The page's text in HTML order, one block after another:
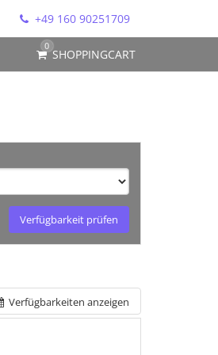
+49 160 90251709
0
SHOPPINGCART
Verfügbarkeit prüfen
Verfügbarkeiten anzeigen